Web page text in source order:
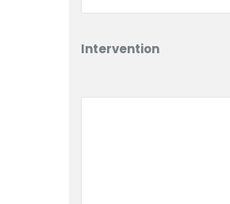
Intervention